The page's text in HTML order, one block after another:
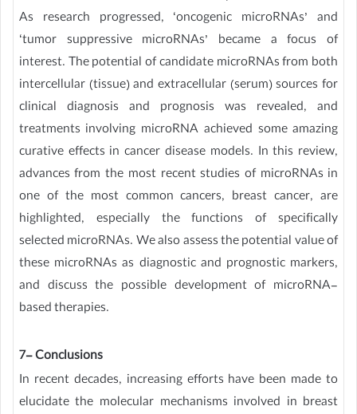
As research progressed, ‘oncogenic microRNAs’ and
‘tumor suppressive microRNAs’ became a focus of
interest. The potential of candidate microRNAs from both
intercellular (tissue) and extracellular (serum) sources for
clinical diagnosis and prognosis was revealed, and
treatments involving microRNA achieved some amazing
curative effects in cancer disease models. In this review,
advances from the most recent studies of microRNAs in
one of the most common cancers, breast cancer, are
highlighted, especially the functions of specifically
selected microRNAs. We also assess the potential value of
these microRNAs as diagnostic and prognostic markers,
and discuss the possible development of microRNA-
based therapies.
7- Conclusions
In recent decades, increasing efforts have been made to
elucidate the molecular mechanisms involved in breast